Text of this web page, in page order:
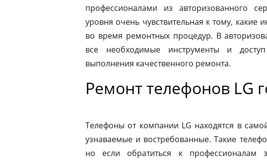
профессионалами из авторизованного
уровня очень чувствительная к тому, какие
во время ремонтных процедур. В
все необходимые инструменты и
выполнения качественного ремонта.
Ремонт телефонов LG
Телефоны от компании LG находятся в
узнаваемые и востребованные. Такие
но если обратиться к